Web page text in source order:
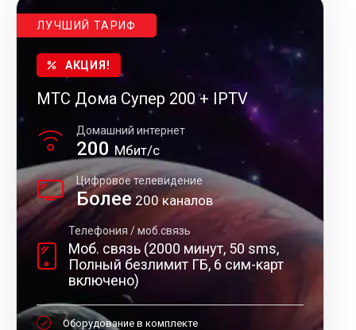
ЛУЧШИЙ ТАРИФ
МТС Дома Супер 200 + IPTV
АКЦИЯ!
200 Мбит/с
Домашний интернет
Более 200 каналов
Цифровое телевидение
Моб. связь (2000 минут, 50 sms,
Полный безлимит ГБ, 6 сим-карт
включено)
Телефония / моб.связь
Оборудование в комплекте